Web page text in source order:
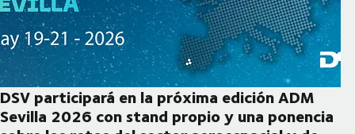
DSV participará en la próxima edición ADM
Sevilla 2026 con stand propio y una ponencia